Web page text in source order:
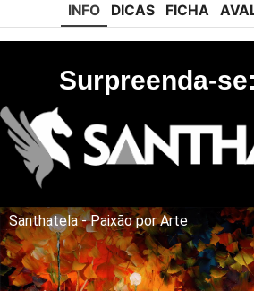
INFO DICAS FICHA
Surpreenda-
Santhatela - Paixão por Arte